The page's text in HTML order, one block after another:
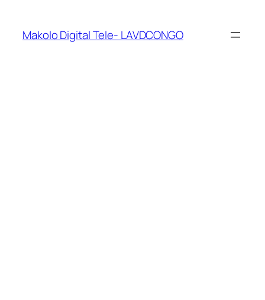
Makolo Digital Tele- LAVDCONGO